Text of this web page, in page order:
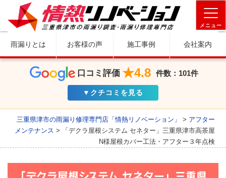
メニュー
雨漏りとは お客様の声 施工事例 会社案内
口コミ評価 ★4.8 件数：101件
▼クチコミを見る
三重県津市の雨漏り修理専門店「情熱リノベーション」 > アフター
メンテナンス >
「デクラ屋根システム セネター」三重県津市高茶屋
N様屋根カバー工法・アフター３年点検